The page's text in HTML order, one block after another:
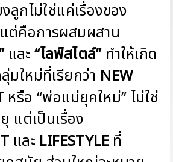
ลูกไม่ใช่แค่เรื่องของ
คือการผสมผสาน
และ“ไลฟ์สไตล์”ทำให้เกิด
มใหม่ที่เรียกว่า NEW
หรือ “พ่อแม่ยุคใหม่” ไม่ใช่
แต่เป็นเรื่อง
และ LIFESTYLE ที่